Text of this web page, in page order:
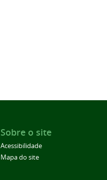
Sobre o site
Acessibilidade
Mapa do site